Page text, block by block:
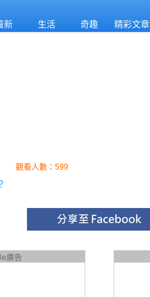
新 生活 奇趣 精彩文章
觀看人數：599
廣告